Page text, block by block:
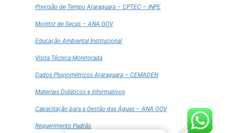
Previsão de Tempo Araraquara – CPTEC – INPE
Monitor de Secas – ANA GOV
Educação Ambiental Institucional
Visita Técnica Monitorada
Dados Pluviométricos Araraquara – CEMADEN
Materiais Didáticos e Informativos
Capacitação para a Gestão das Águas – ANA GOV
Requerimento Padrão